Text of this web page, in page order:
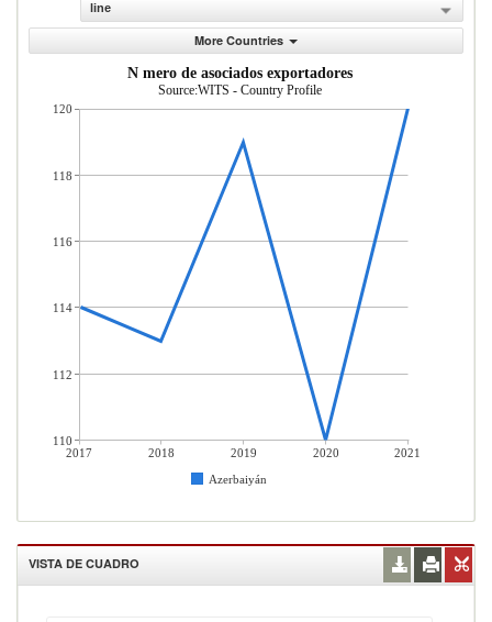
line
More Countries
N mero de asociados exportadores
Source:WITS - Country Profile
2017 2018 2019 2020
2021
Azerbaiyán
120
118
116
114
112
110
VISTA DE CUADRO